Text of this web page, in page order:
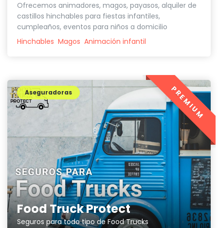
Ofrecemos animadores, magos, payasos, alquiler de
castillos hinchables para fiestas infantiles,
cumpleaños, eventos para niños a domicilio
Hinchables Magos Animación infantil
Food Truck Protect
Seguros para todo tipo de Food Trucks
Aseguradoras PREMIUM